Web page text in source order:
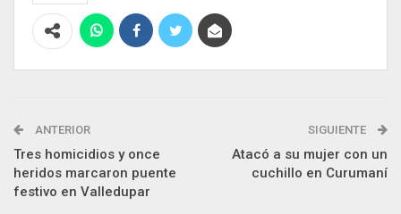
ANTERIOR
Tres homicidios y once
heridos marcaron puente
festivo en Valledupar
SIGUIENTE
Atacó a su mujer con un
cuchillo en Curumaní